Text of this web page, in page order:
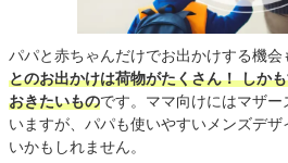
パパと赤ちゃんだけでお出かけする機会
とのお出かけは荷物がたくさん！ しか
おきたいものです。ママ向けにはマザ
いますが、パパも使いやすいメンズデザ
いかもしれません。